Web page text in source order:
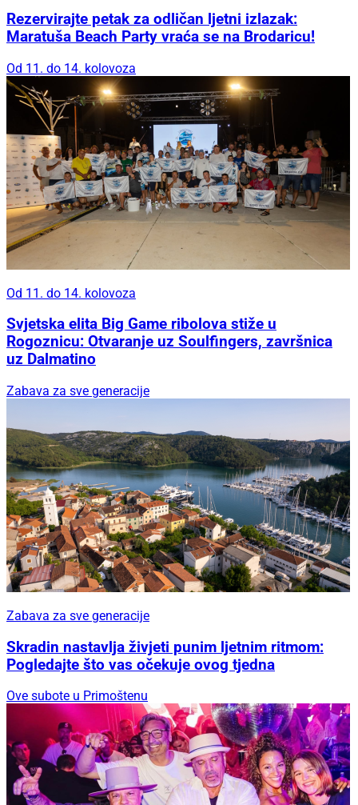
Rezervirajte petak za odličan ljetni izlazak:
Maratuša Beach Party vraća se na Brodaricu!
Od 11. do 14. kolovoza
Od 11. do 14. kolovoza
Svjetska elita Big Game ribolova stiže u
Rogoznicu: Otvaranje uz Soulfingers, završnica
uz Dalmatino
Zabava za sve generacije
Zabava za sve generacije
Skradin nastavlja živjeti punim ljetnim ritmom:
Pogledajte što vas očekuje ovog tjedna
Ove subote u Primoštenu